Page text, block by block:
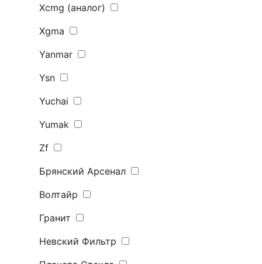
Xcmg (аналог)
Xgma
Yanmar
Ysn
Yuchai
Yumak
Zf
Брянский Арсенал
Волтайр
Гранит
Невский Фильтр